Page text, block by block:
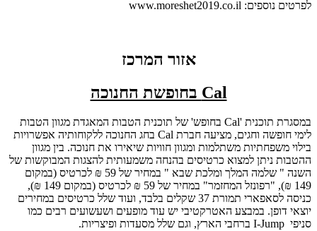
לפרטים נוספים: www.moreshet2019.co.il
אזור המרכז
Cal בחופשת החנוכה
במסגרת תוכנית 'Cal בחופש' של תוכנית הטבות המאגדת מגוון הטבות
לימי חופשה וחגים, מציעה חברת Cal בחג החנוכה ללקוחותיה אפשרויות
בילוי משפחתיות משתלמות ומגוון חוויות שיאירו את חנוכה. בין מגוון
ההטבות ניתן למצוא כרטיסים בהנחה משמעותית להצגות המבוקשות של
השנה " שלמה המלך ומלכת שבא " במחיר של 59 ₪ לכרטיס (במקום
149 ₪), "רפונזל המחזמר" במחיר של 59 ₪ לכרטיס (במקום 149 ₪),
כניסה לסאפארי תמורת 37 שקלים בלבד, ועוד שלל כרטיסים במחירים
יוצאי דופן. במבצע האטרקטיבי יש עוד מופעים ושעשועים רבים כמו
סניפי I-Jump ברחבי הארץ, וגם שלל מסעדות ופיצריות.